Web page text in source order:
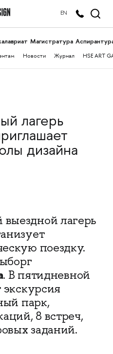
EN
Магистратура
Новости Журнал HSE ART
лагерь
дизайна
лагерь
поездку.
. В пятидневной
экскурсия
парк,
8 встреч,
заданий.